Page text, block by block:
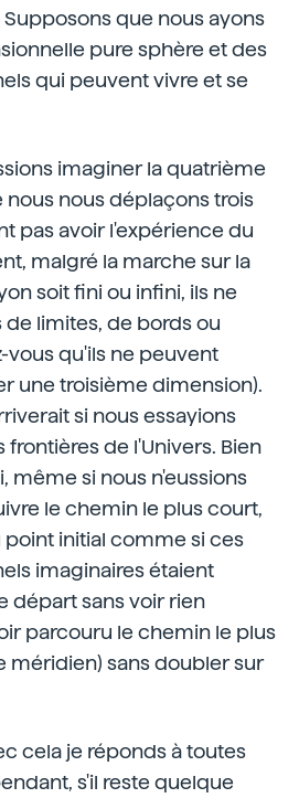
que nous ayons
pure sphère et des
qui peuvent vivre et se
imaginer la quatrième
nous déplaçons trois
pas avoir l'expérience du
malgré la marche sur la
soit fini ou infini, ils ne
limites, de bords ou
vous qu'ils ne peuvent
une troisième dimension).
si nous essayions
frontières de l'Univers. Bien
même si nous n'eussions
le chemin le plus court,
point initial comme si ces
imaginaires étaient
départ sans voir rien
parcouru le chemin le plus
méridien) sans doubler sur
cela je réponds à toutes
s'il reste quelque